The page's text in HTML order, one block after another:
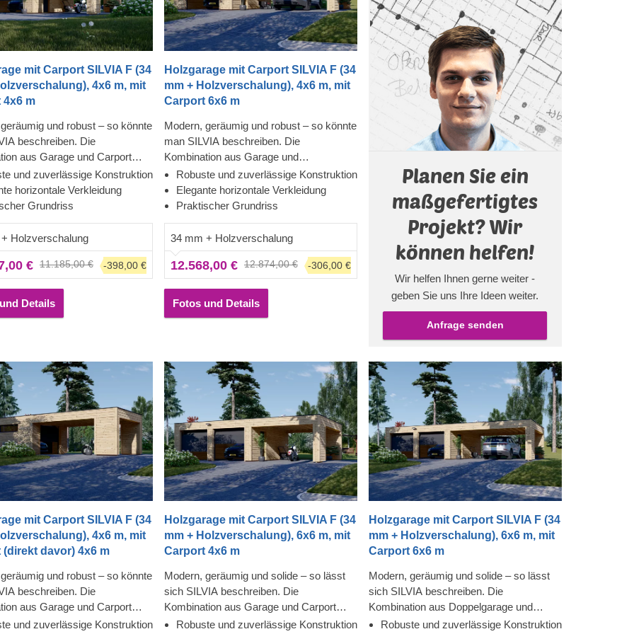
mit Carport SILVIA F (34
4x6 m, mit
4x6 m
und robust – so könnte
beschreiben. Die
aus Garage und Carport
Flexibilität und Komfort, denn
für jedes Fahrzeug den
wählen oder den
Garage könnte z.B. auch als
genutzt werden, während das
zusätzlicher Abstellraum
Sie Ihre Gartengeräte
können. Egal, ob Sie 1 oder
und zuverlässige Konstruktion
horizontale Verkleidung
Grundriss
Holzverschalung
€ 11.185,00 € -398,00 €
Details
Holzgarage mit Carport SILVIA F (34
mm + Holzverschalung), 4x6 m, mit
Carport 6x6 m
Modern, geräumig und robust – so könnte
man SILVIA beschreiben. Die
Kombination aus Garage und
Doppelcarport bietet viel Flexibilität und
Komfort, denn Sie können für Ihre
Fahrzeuge den besten Stellplatz wählen
Weise nutzen. Die Garage könnte z.B.
auch als Werkstatt genutzt werden,
während das Carport als zusätzlicher
Abstellraum dient, in dem Sie Ihre
Gartengeräte unterbringen können. Egal,
Robuste und zuverlässige Konstruktion
Elegante horizontale Verkleidung
Praktischer Grundriss
34 mm + Holzverschalung
12.568,00 € 12.874,00 € -306,00 €
Fotos und Details
Planen Sie ein
maßgefertigtes
Projekt? Wir
können helfen!
Wir helfen Ihnen gerne weiter -
geben Sie uns Ihre Ideen weiter.
Anfrage senden
mit Carport SILVIA F (34
4x6 m, mit
(direkt davor) 4x6 m
und robust – so könnte
beschreiben. Die
aus Garage und Carport
Flexibilität und Komfort, denn
und zuverlässige Konstruktion
Holzgarage mit Carport SILVIA F (34
mm + Holzverschalung), 6x6 m, mit
Carport 4x6 m
Modern, geräumig und solide – so lässt
sich SILVIA beschreiben. Die
Kombination aus Garage und Carport
bietet viel Auswahl und Komfort, denn Sie
Robuste und zuverlässige Konstruktion
Holzgarage mit Carport SILVIA F (34
mm + Holzverschalung), 6x6 m, mit
Carport 6x6 m
Modern, geräumig und solide – so lässt
sich SILVIA beschreiben. Die
Kombination aus Doppelgarage und
Doppelcarport bietet viel Auswahl und
Robuste und zuverlässige Konstruktion